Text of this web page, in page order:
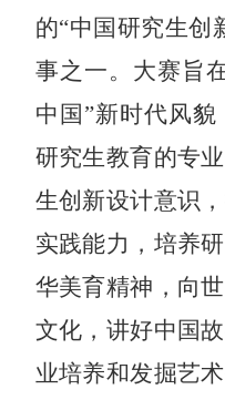
的“中国研究生创
事之一。大赛旨
中国”新时代风
研究生教育的专
生创新设计意识
实践能力，培养
华美育精神，向
文化，讲好中国
业培养和发掘艺